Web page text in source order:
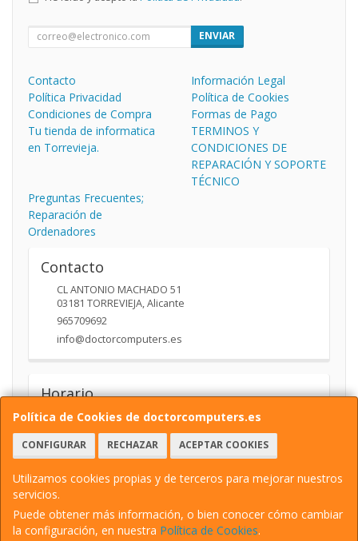
Política de Cookies de doctorcomputers.es
CONFIGURAR RECHAZAR ACEPTAR COOKIES
Utilizamos cookies propias y de terceros para mejorar nuestros
servicios.
Puede obtener más información, o bien conocer cómo cambiar
la configuración, en nuestra Política de Cookies.
ENVIAR
Contacto
Información Legal
Política Privacidad
Política de Cookies
Condiciones de Compra
Formas de Pago
Tu tienda de informatica
en Torrevieja.
TERMINOS Y
CONDICIONES DE
REPARACIÓN Y SOPORTE
TÉCNICO
Preguntas Frecuentes;
Reparación de
Ordenadores
Contacto
CL ANTONIO MACHADO 51
03181 TORREVIEJA,Alicante
965709692
info@doctorcomputers.es
Horario
10:00- 14:00 17:30 -19:30